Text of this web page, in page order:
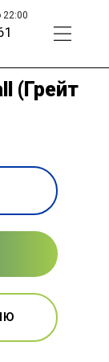
22:00
(Грейт